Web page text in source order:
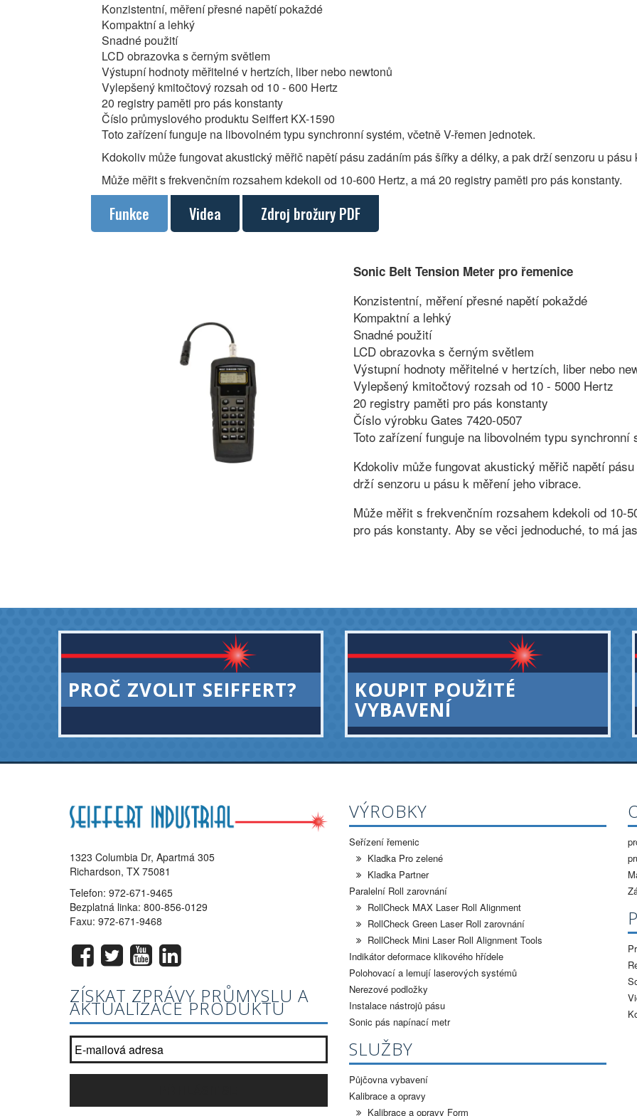
Konzistentní, měření přesné napětí pokaždé
Kompaktní a lehký
Snadné použití
LCD obrazovka s černým světlem
Výstupní hodnoty měřitelné v hertzích, liber nebo newtonů
Vylepšený kmitočtový rozsah od 10 - 600 Hertz
20 registry paměti pro pás konstanty
Číslo průmyslového produktu Seiffert KX-1590
Toto zařízení funguje na libovolném typu synchronní systém, včetně V-řemen jednotek.
Kdokoliv může fungovat akustický měřič napětí pásu zadáním pás šířky a délky, a pak drží senzoru u pásu
Může měřit s frekvenčním rozsahem kdekoli od 10-600 Hertz, a má 20 registry paměti pro pás konstanty.
Funkce Videa Zdroj brožury PDF
Sonic Belt Tension Meter pro řemenice
Konzistentní, měření přesné napětí pokaždé
Kompaktní a lehký
Snadné použití
LCD obrazovka s černým světlem
Výstupní hodnoty měřitelné v hertzích, liber nebo
Vylepšený kmitočtový rozsah od 10 - 5000 Hertz
20 registry paměti pro pás konstanty
Číslo výrobku Gates 7420-0507
Toto zařízení funguje na libovolném typu
Kdokoliv může fungovat akustický měřič napětí
drží senzoru u pásu k měření jeho vibrace.
Může měřit s frekvenčním rozsahem kdekoli od 10-
pro pás konstanty. Aby se věci jednoduché, to má
PROČ ZVOLIT SEIFFERT? KOUPIT POUŽITÉ
VYBAVENÍ
1323 Columbia Dr, Apartmá 305
Richardson, TX 75081
Telefon:972-671-9465
Bezplatná linka:800-856-0129
Faxu: 972-671-9468
ZÍSKAT ZPRÁVY PRŮMYSLU A
AKTUALIZACE PRODUKTU
Připojte se k naší seznam bulletinu? *
VÝROBKY
Seřízení řemenic
Kladka Pro zelené
Kladka Partner
Paralelní Roll zarovnání
RollCheck MAX Laser Roll Alignment
RollCheck Green Laser Roll zarovnání
RollCheck Mini Laser Roll Alignment Tools
Indikátor deformace klikového hřídele
Polohovací a lemují laserových systémů
Nerezové podložky
Instalace nástrojů pásu
Sonic pás napínací metr
SLUŽBY
Půjčovna vybavení
Kalibrace a opravy
Kalibrace a opravy Form